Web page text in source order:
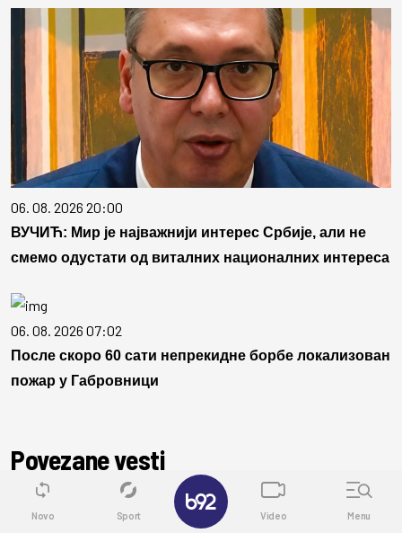
06. 08. 2026 20:00
ВУЧИЋ: Мир је најважнији интерес Србије, али не
смемо одустати од виталних националних интереса
06. 08. 2026 07:02
После скоро 60 сати непрекидне борбе локализован
пожар у Габровници
Povezane vesti
Haos na londonskom aerodromu: Požar
Novo Sport Video Menu
✕